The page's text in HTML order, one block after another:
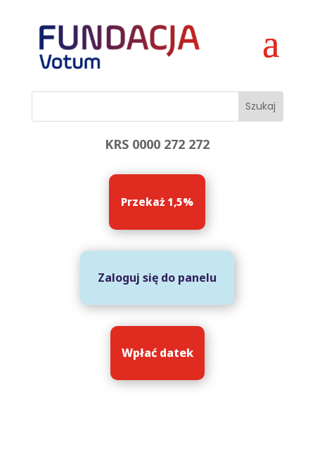
KRS 0000 272 272
Przekaż 1,5%
Zaloguj się do panelu
Wpłać datek